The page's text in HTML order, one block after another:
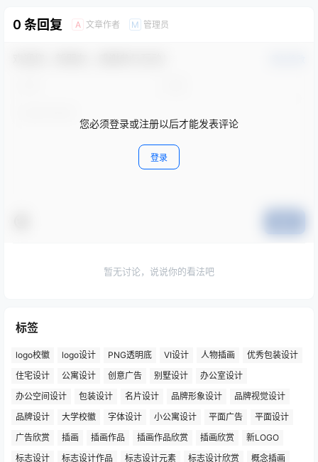
0 条回复 A 文章作者 M 管理员
您必须登录或注册以后才能发表评论
登录
暂无讨论，说说你的看法吧
标签
logo校徽 logo设计 PNG透明底 VI设计 人物插画
优秀包装设计
住宅设计
公寓设计 创意广告 别墅设计
办公室设计
办公空间设计
包装设计 名片设计 品牌形象设计
品牌视觉设计
品牌设计
大学校徽 字体设计 小公寓设计 平面广告
平面设计
广告欣赏
插画 插画作品 插画作品欣赏 插画欣赏
新LOGO
标志设计
标志设计作品 标志设计元素 标志设计欣赏 概念插画